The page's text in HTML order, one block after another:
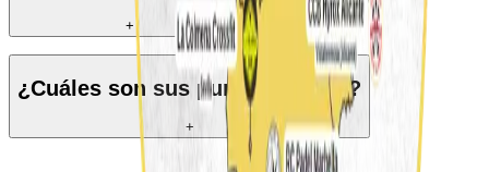
+
¿Cuáles son sus puntos fuertes?
+